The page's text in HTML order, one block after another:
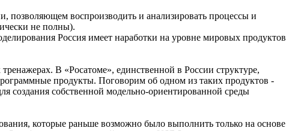
позволяющем воспроизводить и анализировать процессы и
не полны).
Россия имеет наработки на уровне мировых продуктов
В «Росатоме», единственной в России структуре,
продукты. Поговорим об одном из таких продуктов -
создания собственной модельно-ориентированной среды
которые раньше возможно было выполнить только на основе